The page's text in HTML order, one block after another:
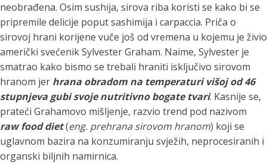
neobrađena. Osim sushija, sirova riba koristi se kako bi se
pripremile delicije poput sashimija i carpaccia. Priča o
sirovoj hrani korijene vuče još od vremena u kojemu je živio
američki svećenik Sylvester Graham. Naime, Sylvester je
smatrao kako bismo se trebali hraniti isključivo sirovom
hranom jer hrana obradom na temperaturi višoj od 46
stupnjeva gubi svoje nutritivno bogate tvari. Kasnije se,
prateći Grahamovo mišljenje, razvio trend pod nazivom
raw food diet(eng. prehrana sirovom hranom) koji se
uglavnom bazira na konzumiranju svježih, neprocesiranih i
organski biljnih namirnica.